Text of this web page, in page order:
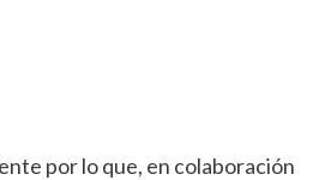
por lo que, en colaboración